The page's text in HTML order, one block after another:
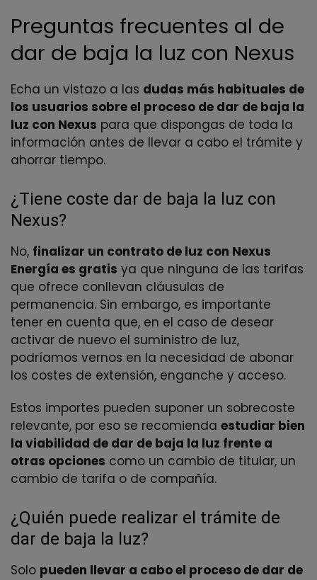
Preguntas frecuentes al de
dar de baja la luz con Nexus
Echa un vistazo a las dudas más habituales de
los usuarios sobre el proceso de dar de baja la
luz con Nexus para que dispongas de toda la
información antes de llevar a cabo el trámite y
ahorrar tiempo.
¿Tiene coste dar de baja la luz con
Nexus?
No, finalizar un contrato de luz con Nexus
Energía es gratis ya que ninguna de las tarifas
que ofrece conllevan cláusulas de
permanencia. Sin embargo, es importante
tener en cuenta que, en el caso de desear
activar de nuevo el suministro de luz,
podríamos vernos en la necesidad de abonar
los costes de extensión, enganche y acceso.
Estos importes pueden suponer un sobrecoste
relevante, por eso se recomienda estudiar bien
la viabilidad de dar de baja la luz frente a
otras opciones como un cambio de titular, un
cambio de tarifa o de compañía.
¿Quién puede realizar el trámite de
dar de baja la luz?
Solo pueden llevar a cabo el proceso de dar de